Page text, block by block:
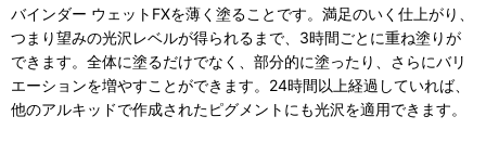
バインダー ウェットFXを薄く塗ることです。満足のいく仕上がり、
つまり望みの光沢レベルが得られるまで、3時間ごとに重ね塗りが
できます。全体に塗るだけでなく、部分的に塗ったり、さらにバリ
エーションを増やすことができます。24時間以上経過していれば、
他のアルキッドで作成されたピグメントにも光沢を適用できます。